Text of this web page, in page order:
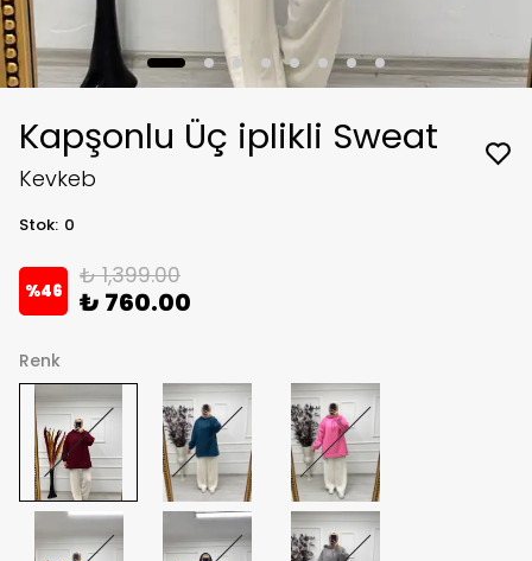
Kapşonlu Üç iplikli Sweat
Kevkeb
Stok: 0
%46
₺ 1,399.00
₺ 760.00
Renk